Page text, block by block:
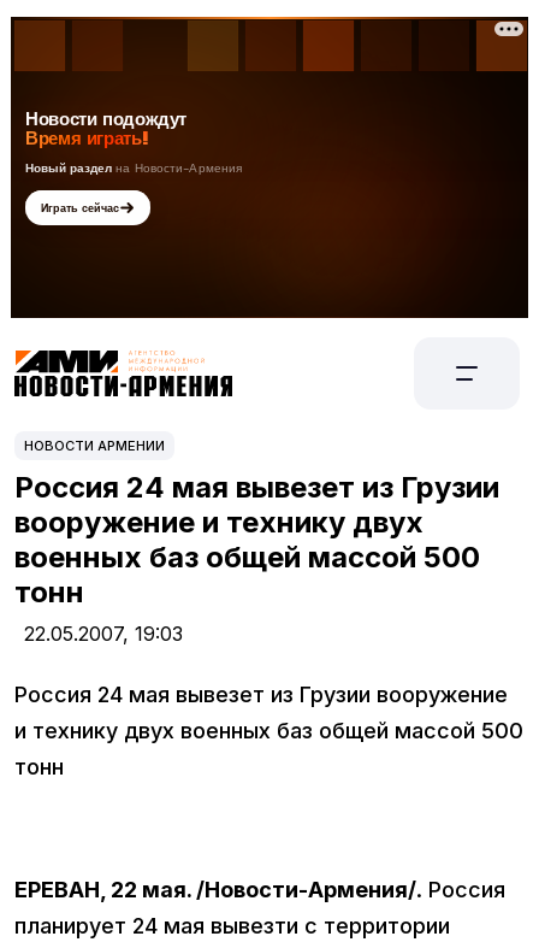
НОВОСТИ АРМЕНИИ
Россия 24 мая вывезет из Грузии
вооружение и технику двух
военных баз общей массой 500
тонн
22.05.2007, 19:03
Россия 24 мая вывезет из Грузии вооружение
и технику двух военных баз общей массой 500
тонн
ЕРЕВАН, 22 мая. /Новости-Армения/. Россия
планирует 24 мая вывезти с территории